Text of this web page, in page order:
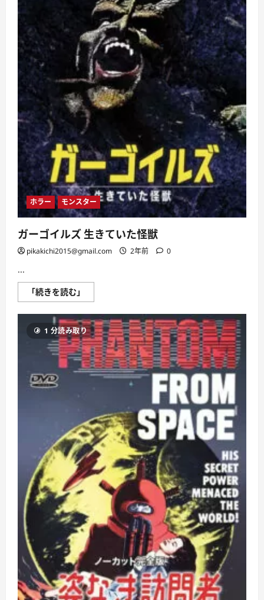
督
品
に
つ
い
て
さ
ら
に
読
む
ホラー モンスター
ガーゴイルズ 生きていた怪獣
pikakichi2015@gmail.com 2年前 0
...
「続きを読む」
ー
イ
ル
ズ
生
き
て
い
た
て
さ
ら
に
読
む
1 分読み取り